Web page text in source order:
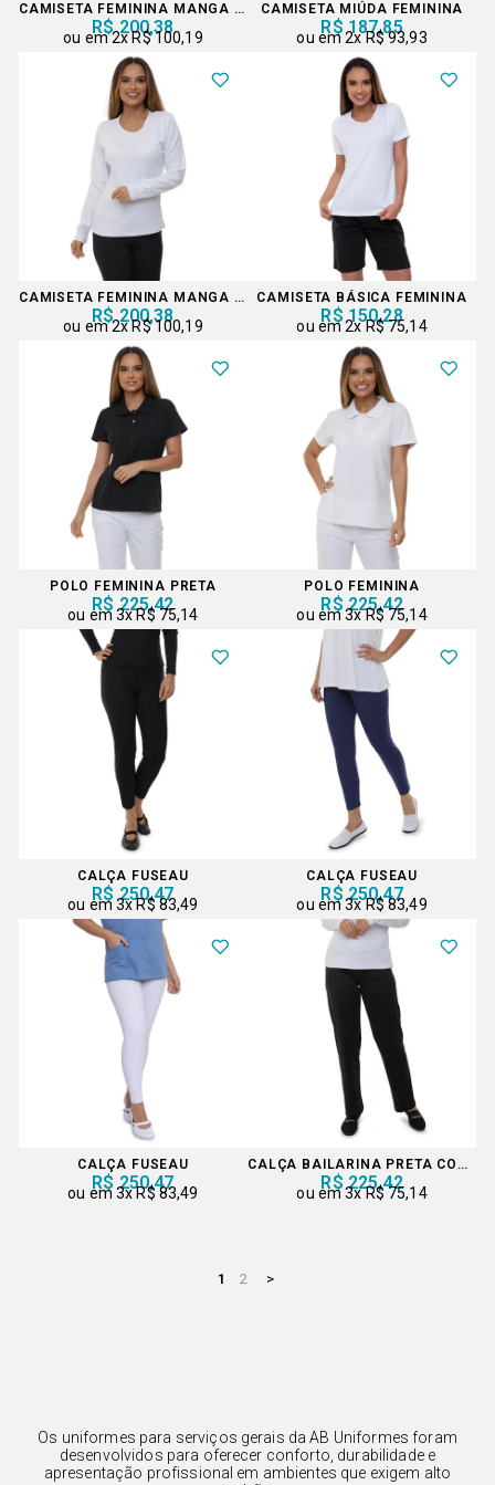
CAMISETA FEMININA MANGA LONGA
R$ 200,38
2xR$ 100,19
CAMISETA MIÚDA FEMININA
R$ 187,85
2xR$ 93,93
CAMISETA FEMININA MANGA LONGA
R$ 200,38
2xR$ 100,19
CAMISETA BÁSICA FEMININA
R$ 150,28
2xR$ 75,14
POLO FEMININA PRETA
R$ 225,42
3xR$ 75,14
POLO FEMININA
R$ 225,42
3xR$ 75,14
CALÇA FUSEAU
R$ 250,47
3xR$ 83,49
CALÇA FUSEAU
R$ 250,47
3xR$ 83,49
CALÇA FUSEAU
R$ 250,47
3xR$ 83,49
CALÇA BAILARINA PRETA COM ELÁSTICO
R$ 225,42
3xR$ 75,14
1 2
Os uniformes para serviços gerais da AB Uniformes foram
desenvolvidos para oferecer conforto, durabilidade e
apresentação profissional em ambientes que exigem alto